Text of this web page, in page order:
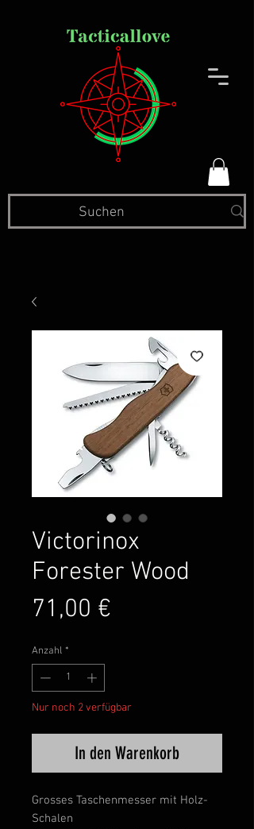
Victorinox
Forester Wood
71,00 €
Anzahl *
Nur noch 2 verfügbar
In den Warenkorb
Grosses Taschenmesser mit Holz-
Schalen